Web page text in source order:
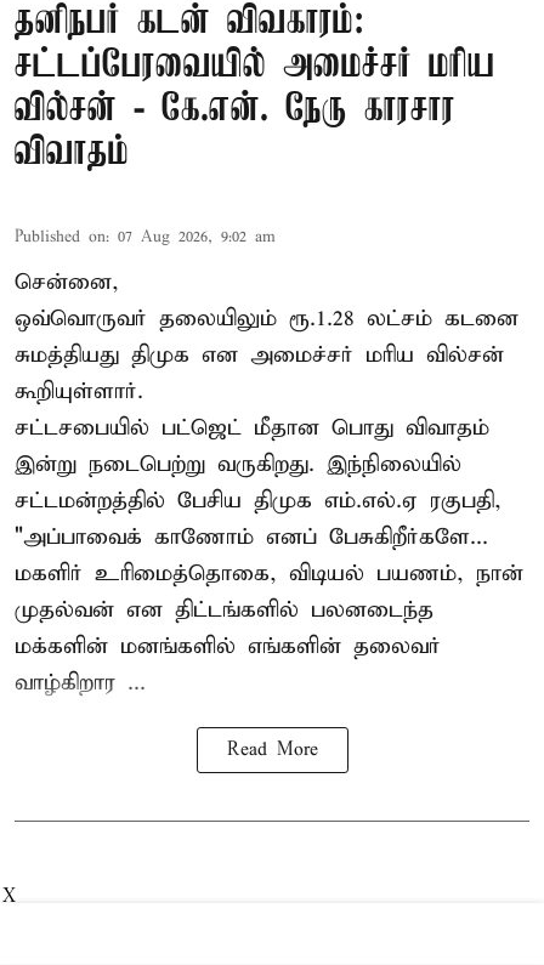
தனிநபர் கடன் விவகாரம்:
சட்டப்பேரவையில் அமைச்சர் மரிய
வில்சன் - கே.என். நேரு காரசார
விவாதம்
Published on: 07 Aug 2026, 9:02 am
சென்னை,
ஒவ்வொருவர் தலையிலும் ரூ.1.28 லட்சம் கடனை
சுமத்தியது திமுக என அமைச்சர் மரிய வில்சன்
கூறியுள்ளார்.
சட்டசபையில் பட்ஜெட் மீதான பொது விவாதம்
இன்று நடைபெற்று வருகிறது. இந்நிலையில்
சட்டமன்றத்தில் பேசிய திமுக எம்.எல்.ஏ ரகுபதி,
"அப்பாவைக் காணோம் எனப் பேசுகிறீர்களே...
மகளிர் உரிமைத்தொகை, விடியல் பயணம், நான்
முதல்வன் என திட்டங்களில் பலனடைந்த
மக்களின் மனங்களில் எங்களின் தலைவர்
வாழ்கிறார ...
Read More
X